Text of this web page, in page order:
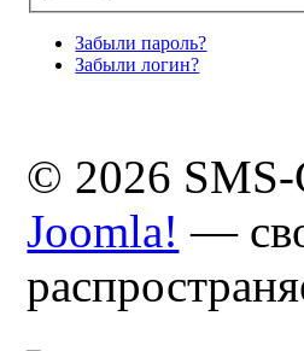
Забыли пароль?
Забыли логин?
© 2026
Joomla! —